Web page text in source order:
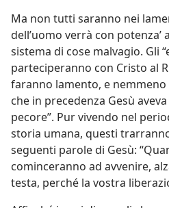
Ma non tutti saranno nei
dell’uomo verrà con
sistema di cose malvagio. Gli
parteciperanno con Cristo al
faranno lamento, e
che in precedenza Gesù
pecore”. Pur vivendo nel
storia umana, questi
seguenti parole di Gesù:
cominceranno ad avvenire,
testa, perché la vostra